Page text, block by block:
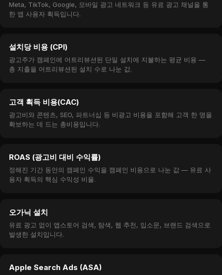
Meta, TikTok, Google, 모바일 광고 네트워크 등 유료 광고 채널을 통
한 앱 사용자 획득입니다.
설치당 비용 (CPI)
광고주가 캠페인에 어트리뷰션된 단일 설치에 지불하는 평균 비용 —
총 지출을 어트리뷰션된 설치 수로 나눈 값.
고객 획득 비용(CAC)
광고비와 콘텐츠, SEO, 파트너십 등 비광고 비용을 포함해 고객 한 명을
확보하는 데 드는 총비용입니다.
ROAS (광고비 대비 수익률)
정해진 기간 동안의 캠페인 수익을 캠페인 비용으로 나눈 값 — 유료 사
용자 획득의 핵심 수익성 비율.
오가닉 설치
유료 광고 없이 앱스토어 검색, 탐색, 웹 추천, 입소문, 브랜드 검색으로
발생한 설치입니다.
Apple Search Ads (ASA)